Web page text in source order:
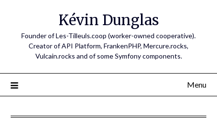
Kévin Dunglas
Founder of Les-Tilleuls.coop (worker-owned cooperative).
Creator of API Platform, FrankenPHP, Mercure.rocks,
Vulcain.rocks and of some Symfony components.
Menu